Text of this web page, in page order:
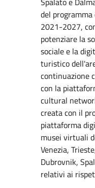
del
2021-2027,
potenziare la
sociale e la
turistico
continuazione
con la
cultural
creata con il
piattaforma
musei virtuali
Venezia,
Dubrovnik,
relativi ai